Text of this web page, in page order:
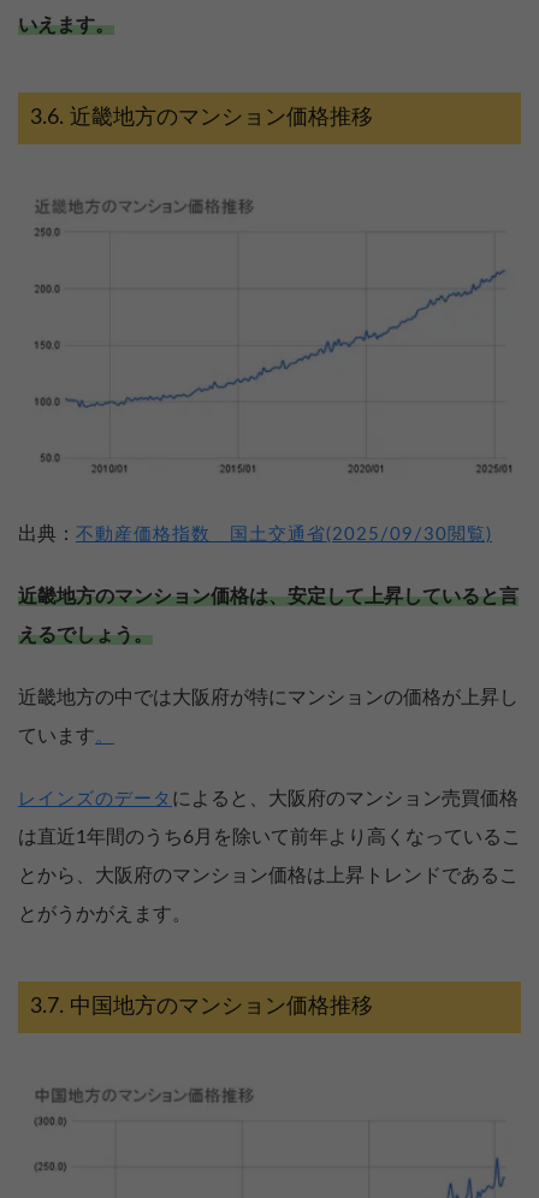
いえます。
近畿地方のマンション価格推移
出典： 不動産価格指数 国土交通省(2025/09/30閲覧)
近畿地方のマンション価格は、安定して上昇していると言
えるでしょう。
近畿地方の中では大阪府が特にマンションの価格が上昇し
ています。
レインズのデータ によると、大阪府のマンション売買価格
は直近1年間のうち6月を除いて前年より高くなっているこ
とから、大阪府のマンション価格は上昇トレンドであるこ
とがうかがえます。
中国地方のマンション価格推移